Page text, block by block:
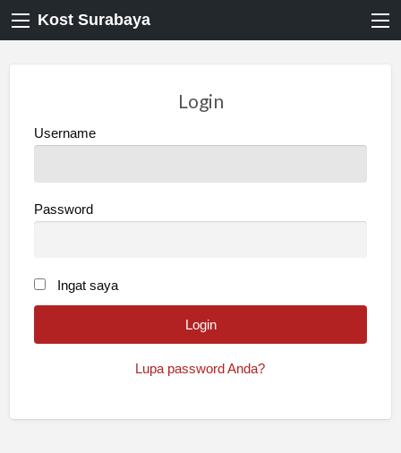
Kost Surabaya
Login
Username
Password
Ingat saya
Lupa password Anda?